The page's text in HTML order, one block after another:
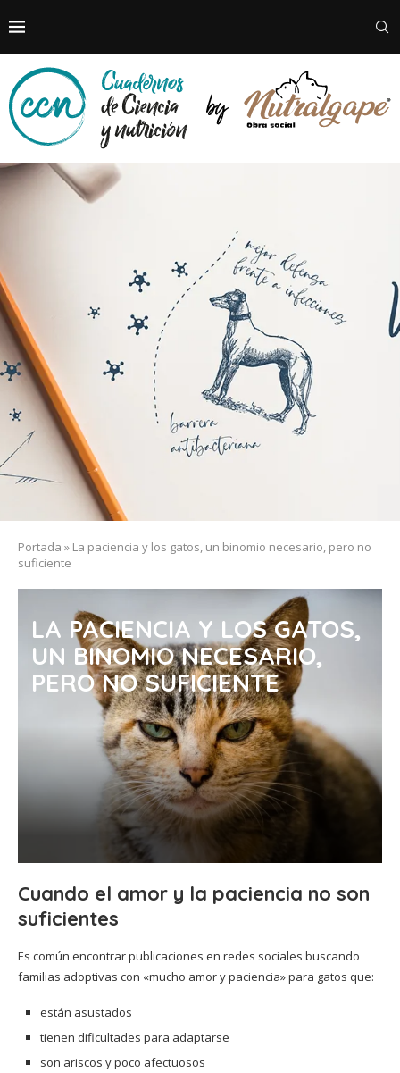
Portada » La paciencia y los gatos, un binomio necesario, pero no
suficiente
LA PACIENCIA Y LOS GATOS,
UN BINOMIO NECESARIO,
PERO NO SUFICIENTE
Cuando el amor y la paciencia no son
suficientes
Es común encontrar publicaciones en redes sociales buscando
familias adoptivas con «mucho amor y paciencia» para gatos que:
están asustados
tienen dificultades para adaptarse
son ariscos y poco afectuosos